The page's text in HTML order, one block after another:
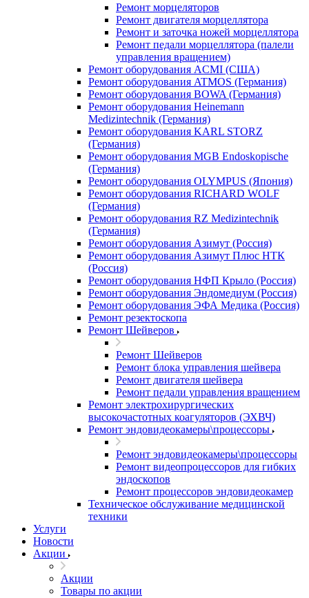
Ремонт морцеляторов
Ремонт двигателя морцеллятора
Ремонт и заточка ножей морцеллятора
Ремонт педали морцеллятора (палели
управления вращением)
Ремонт оборудования ACMI (США)
Ремонт оборудования ATMOS (Германия)
Ремонт оборудования BOWA (Германия)
Ремонт оборудования Heinemann
Medizintechnik (Германия)
Ремонт оборудования KARL STORZ
(Германия)
Ремонт оборудования MGB Endoskopische
(Германия)
Ремонт оборудования OLYMPUS (Япония)
Ремонт оборудования RICHARD WOLF
(Германия)
Ремонт оборудования RZ Medizintechnik
(Германия)
Ремонт оборудования Азимут (Россия)
Ремонт оборудования Азимут Плюс НТК
(Россия)
Ремонт оборудования НФП Крыло (Россия)
Ремонт оборудования Эндомедиум (Россия)
Ремонт оборудования ЭФА Медика (Россия)
Ремонт резектоскопа
Ремонт Шейверов
Ремонт Шейверов
Ремонт блока управления шейвера
Ремонт двигателя шейвера
Ремонт педали управления вращением
Ремонт электрохирургических
высокочастотных коагуляторов (ЭХВЧ)
Ремонт эндовидеокамеры\процессоры
Ремонт эндовидеокамеры\процессоры
Ремонт видеопроцессоров для гибких
эндоскопов
Ремонт процессоров эндовидеокамер
Техническое обслуживание медицинской
техники
Услуги
Новости
Акции
Акции
Товары по акции